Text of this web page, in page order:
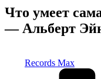
Что умеет
— Альберт
Records Max